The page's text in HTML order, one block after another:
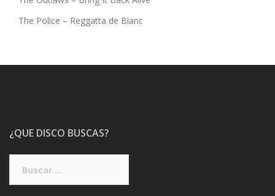
The Police – Reggatta de Blanc
¿QUE DISCO BUSCAS?